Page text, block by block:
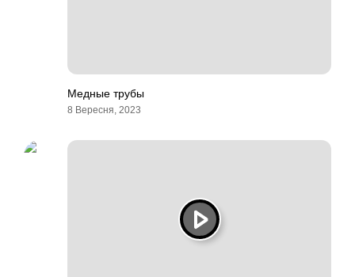
Медные трубы
8 Вересня, 2023